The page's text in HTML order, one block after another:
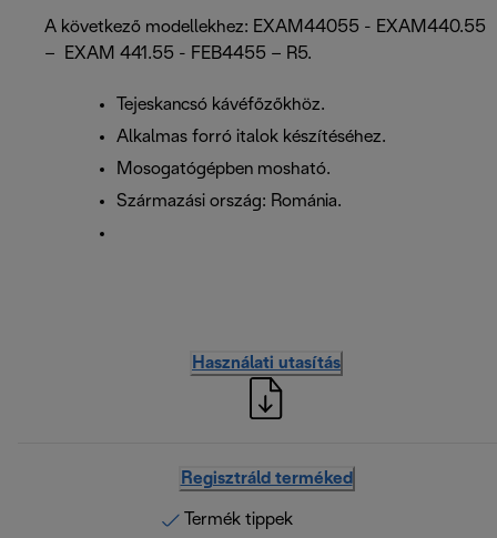
A következő modellekhez: EXAM44055 - EXAM440.55
– EXAM 441.55 - FEB4455 – R5.
Tejeskancsó kávéfőzőkhöz.
Alkalmas forró italok készítéséhez.
Mosogatógépben mosható.
Származási ország: Románia.
Használati utasítás
Regisztráld terméked
Termék tippek